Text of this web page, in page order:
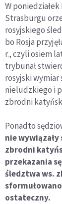
W
Strasburgu
rosyjskiego
bo Rosja
r., czyli osiem
trybunał
rosyjski wymiar
nieludzkiego i
zbrodni
Ponadto
nie
zbrodni
przekazania
śledztwa ws.
ostateczny.